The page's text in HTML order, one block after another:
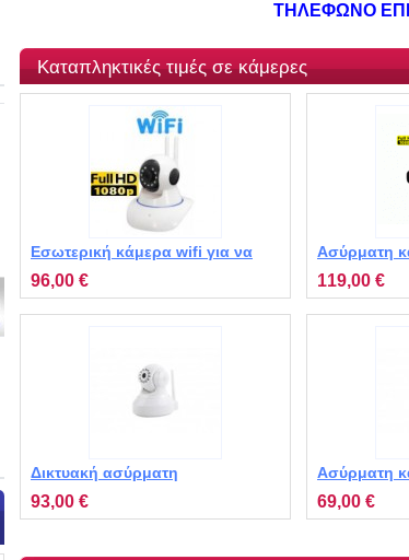
ΤΗΛΕΦΩΝΟ
Καταπληκτικές τιμές σε κάμερες
Εσωτερική κάμερα wifi για να
βλέπετε ζωντανά στο κινητό
MT-PT-200 IP
96,00 €
Ασύρματη
εξωτερικού
119,00 €
Δικτυακή ασύρματη
περιστρεφόμενη κάμερα IP MT-
FC2403P
93,00 €
Ασύρματη
FC1405P
69,00 €